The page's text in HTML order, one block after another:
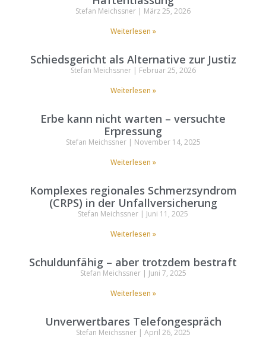
Stefan Meichssner
März 25, 2026
Weiterlesen »
Schiedsgericht als Alternative zur Justiz
Stefan Meichssner
Februar 25, 2026
Weiterlesen »
Erbe kann nicht warten – versuchte
Erpressung
Stefan Meichssner
November 14, 2025
Weiterlesen »
Komplexes regionales Schmerzsyndrom
(CRPS) in der Unfallversicherung
Stefan Meichssner
Juni 11, 2025
Weiterlesen »
Schuldunfähig – aber trotzdem bestraft
Stefan Meichssner
Juni 7, 2025
Weiterlesen »
Unverwertbares Telefongespräch
Stefan Meichssner
April 26, 2025